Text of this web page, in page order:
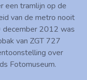
een tramlijn op de
van de metro nooit
december 2012 was
van ZGT 727
over
Fotomuseum.